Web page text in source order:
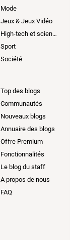
Mode
Jeux & Jeux Vidéo
High-tech et sciences
Sport
Société
Top des blogs
Communautés
Nouveaux blogs
Annuaire des blogs
Offre Premium
Fonctionnalités
Le blog du staff
A propos de nous
FAQ